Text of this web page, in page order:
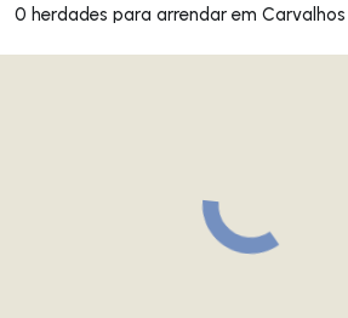
0 herdades para arrendar em Carvalhos